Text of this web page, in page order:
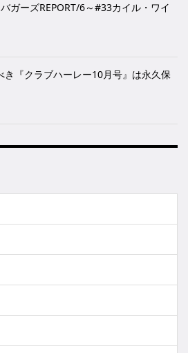
ガーズREPORT/6～#33カイル・ワイ
『クラブハーレー10月号』は永久保